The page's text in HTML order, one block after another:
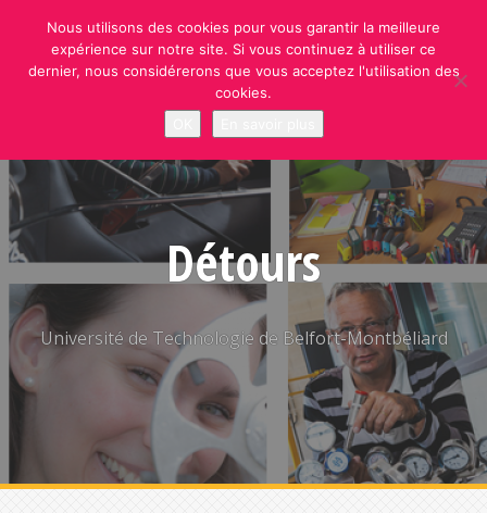
content
Détours
Université de Technologie de Belfort-Montbéliard
Nous utilisons des cookies pour vous garantir la meilleure
expérience sur notre site. Si vous continuez à utiliser ce
dernier, nous considérerons que vous acceptez l'utilisation des
cookies.